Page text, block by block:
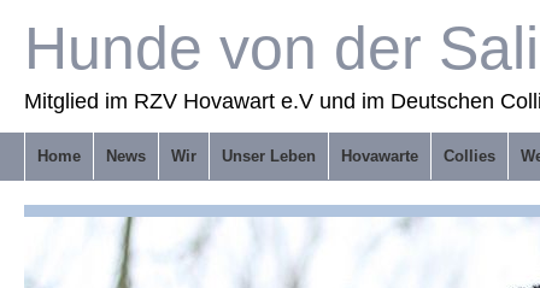
Hunde von der
Mitglied im RZV Hovawart e.V und im Deutschen
Home News Wir Unser Leben Hovawarte Collies